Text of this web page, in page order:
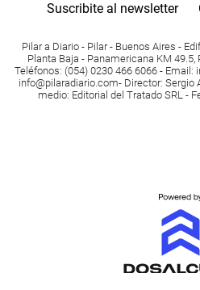
Suscribite al newsletter
Pilar a Diario - Pilar - Buenos Aires -
Planta Baja - Panamericana KM 49.5,
Teléfonos: (054) 0230 466 6066 - Email :
info@pilaradiario.com- Director: Sergio
medio: Editorial del Tratado SRL -